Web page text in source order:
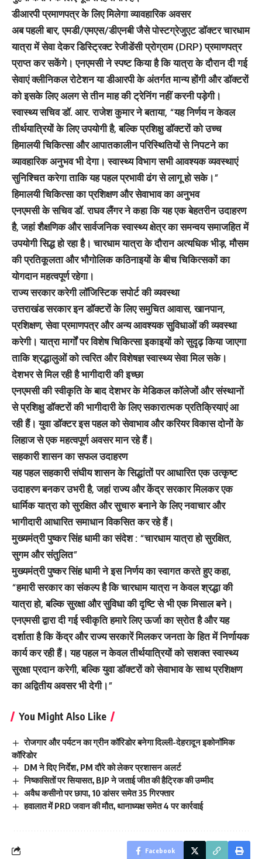
डीआरपी प्रमाणपत्र के लिए मिलेगा व्यावहारिक अवसर
अब पहली बार, एमडी/एमएस/डीएनबी जैसे पोस्टग्रेजुएट डॉक्टर चारधाम
यात्रा में सेवा देकर डिस्ट्रिक्ट रेजीडेंसी प्रोग्राम (DRP) प्रमाणपत्र
प्राप्त कर सकेंगे। एनएमसी ने स्पष्ट किया है कि यात्रा के दौरान दी गई
सेवाएं क्लीनिकल रोटेशन या डीआरपी के अंतर्गत मान्य होंगी और डॉक्टरों
को इसके लिए अलग से तीन माह की ट्रेनिंग नहीं करनी पड़ेगी।
स्वास्थ्य सचिव डॉ. आर. राजेश कुमार ने बताया, “यह निर्णय न केवल
तीर्थयात्रियों के लिए उपयोगी है, बल्कि प्रशिक्षु डॉक्टरों को उच्च
हिमालयी चिकित्सा और आपातकालीन परिस्थितियों से निपटने का
व्यावहारिक अनुभव भी देगा। स्वास्थ्य विभाग सभी आवश्यक व्यवस्थाएं
सुनिश्चित करेगा ताकि यह पहल प्रभावी ढंग से लागू हो सके।”
हिमालयी चिकित्सा का प्रशिक्षण और सेवाभाव का अनुभव
एनएमसी के सचिव डॉ. राघव लैंगर ने कहा कि यह एक बेहतरीन उदाहरण
है, जहां शैक्षणिक और सार्वजनिक स्वास्थ्य क्षेत्र का समन्वय समाजहित में
उपयोगी सिद्ध हो रहा है। चारधाम यात्रा के दौरान अत्यधिक भीड़, मौसम
की प्रतिकूलता और भौगोलिक कठिनाइयों के बीच चिकित्सकों का
योगदान महत्वपूर्ण रहेगा।
राज्य सरकार करेगी लॉजिस्टिक सपोर्ट की व्यवस्था
उत्तराखंड सरकार इन डॉक्टरों के लिए समुचित आवास, खानपान,
प्रशिक्षण, सेवा प्रमाणपत्र और अन्य आवश्यक सुविधाओं की व्यवस्था
करेगी। यात्रा मार्गों पर विशेष चिकित्सा इकाइयों को सुदृढ़ किया जाएगा
ताकि श्रद्धालुओं को त्वरित और विशेषज्ञ स्वास्थ्य सेवा मिल सके।
देशभर से मिल रही है भागीदारी की इच्छा
एनएमसी की स्वीकृति के बाद देशभर के मेडिकल कॉलेजों और संस्थानों
से प्रशिक्षु डॉक्टरों की भागीदारी के लिए सकारात्मक प्रतिक्रियाएं आ
रही हैं। युवा डॉक्टर इस पहल को सेवाभाव और करियर विकास दोनों के
लिहाज से एक महत्वपूर्ण अवसर मान रहे हैं।
सहकारी शासन का सफल उदाहरण
यह पहल सहकारी संघीय शासन के सिद्धांतों पर आधारित एक उत्कृष्ट
उदाहरण बनकर उभरी है, जहां राज्य और केंद्र सरकार मिलकर एक
धार्मिक यात्रा को सुरक्षित और सुचारु बनाने के लिए नवाचार और
भागीदारी आधारित समाधान विकसित कर रहे हैं।
मुख्यमंत्री पुष्कर सिंह धामी का संदेश : “चारधाम यात्रा हो सुरक्षित,
सुगम और संतुलित”
मुख्यमंत्री पुष्कर सिंह धामी ने इस निर्णय का स्वागत करते हुए कहा,
“हमारी सरकार का संकल्प है कि चारधाम यात्रा न केवल श्रद्धा की
यात्रा हो, बल्कि सुरक्षा और सुविधा की दृष्टि से भी एक मिसाल बने।
एनएमसी द्वारा दी गई स्वीकृति हमारे लिए ऊर्जा का स्रोत है और यह
दर्शाता है कि केंद्र और राज्य सरकारें मिलकर जनता के हित में निर्णायक
कार्य कर रही हैं। यह पहल न केवल तीर्थयात्रियों को सशक्त स्वास्थ्य
सुरक्षा प्रदान करेगी, बल्कि युवा डॉक्टरों को सेवाभाव के साथ प्रशिक्षण
का अद्वितीय अवसर भी देगी।”
You Might Also Like
रोजगार और पर्यटन का ग्रीन कॉरिडोर बनेगा दिल्ली-देहरादून इकोनॉमिक
कॉरिडोर
DM ने दिए निर्देश, PM दौरे को लेकर प्रशासन अलर्ट
निष्कासितों पर सियासत, BJP ने जताई जीत की हैट्रिक की उम्मीद
अवैध कसीनो पर छापा, 10 डांसर समेत 35 गिरफ्तार
हवालात में PRD जवान की मौत, थानाध्यक्ष समेत 4 पर कार्रवाई
Facebook